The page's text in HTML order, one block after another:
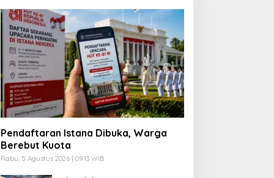
Pendaftaran Istana Dibuka, Warga
Berebut Kuota
Rabu, 5 Agustus 2026 | 09:13 WIB